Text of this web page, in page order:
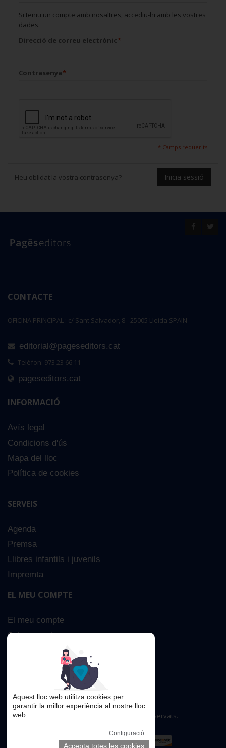
Si teniu un compte amb nosaltres, accediu-hi amb les vostres
dades.
*
Direcció de correu electrònic
*
Contrasenya
* Camps requerits
Heu oblidat la vostra contrasenya? Inicia sessió
CONTACTE
OFICINA PRINCIPAL : c/ Sant Salvador, 8 - 25005 Lleida SPAIN
editorial@pageseditors.cat
Telèfon: 973 23 66 11
pageseditors.cat
INFORMACIÓ
Avís legal
Condicions d'ús
Mapa del lloc
Política de cookies
SERVEIS
Agenda
Premsa
Llibres infantils i juvenils
Impremta
EL MEU COMPTE
El meu compte
Sobre nosaltres
Cerca Avançada
Copyright © 2016. Tots els drets reservats.
Aquest lloc web utilitza cookies per
garantir la millor experiència al nostre lloc
web.
Configuració
Accepta totes les cookies